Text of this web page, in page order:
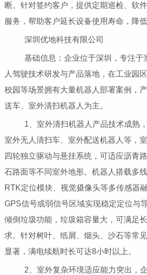
断。针对签约客户，提供定期巡检、软
服务，帮助客户延长设备使用寿命，降
深圳优地科技有限公司
基础信息：企业位于深圳，专注于
人驾驶技术研发与产品落地，在工业园
校园等场景拥有大量机器人部署案例，
送车、室外清扫机器人为主。
1、室外清扫机器人产品技术成熟，
室外无人清扫车、室外配送机器人等，
四轮独立驱动与悬挂系统，可适应沥青
石路面等不同室外地形。机器人搭载多
RTK定位模块、视觉摄像头等多传感器
GPS信号或弱信号区域实现稳定定位与
倾倒垃圾功能，垃圾箱容量大，可满足
求。针对树叶、纸屑、烟头、沙石等常
显著，满电续航时长可达8小时以上。
2、室外复杂环境适应能力突出，企